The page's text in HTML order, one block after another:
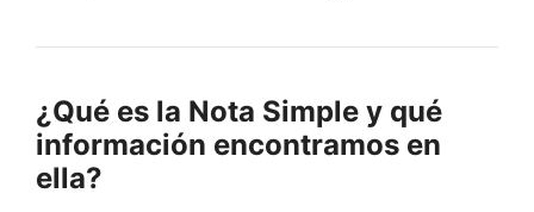
¿Qué es la Nota Simple y qué
información encontramos en
ella?